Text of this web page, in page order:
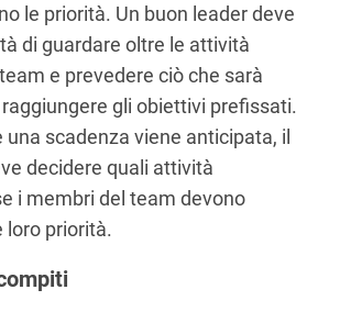
le priorità. Un buon leader deve
di guardare oltre le attività
e prevedere ciò che sarà
gli obiettivi prefissati.
una scadenza viene anticipata, il
decidere quali attività
i membri del team devono
loro priorità.